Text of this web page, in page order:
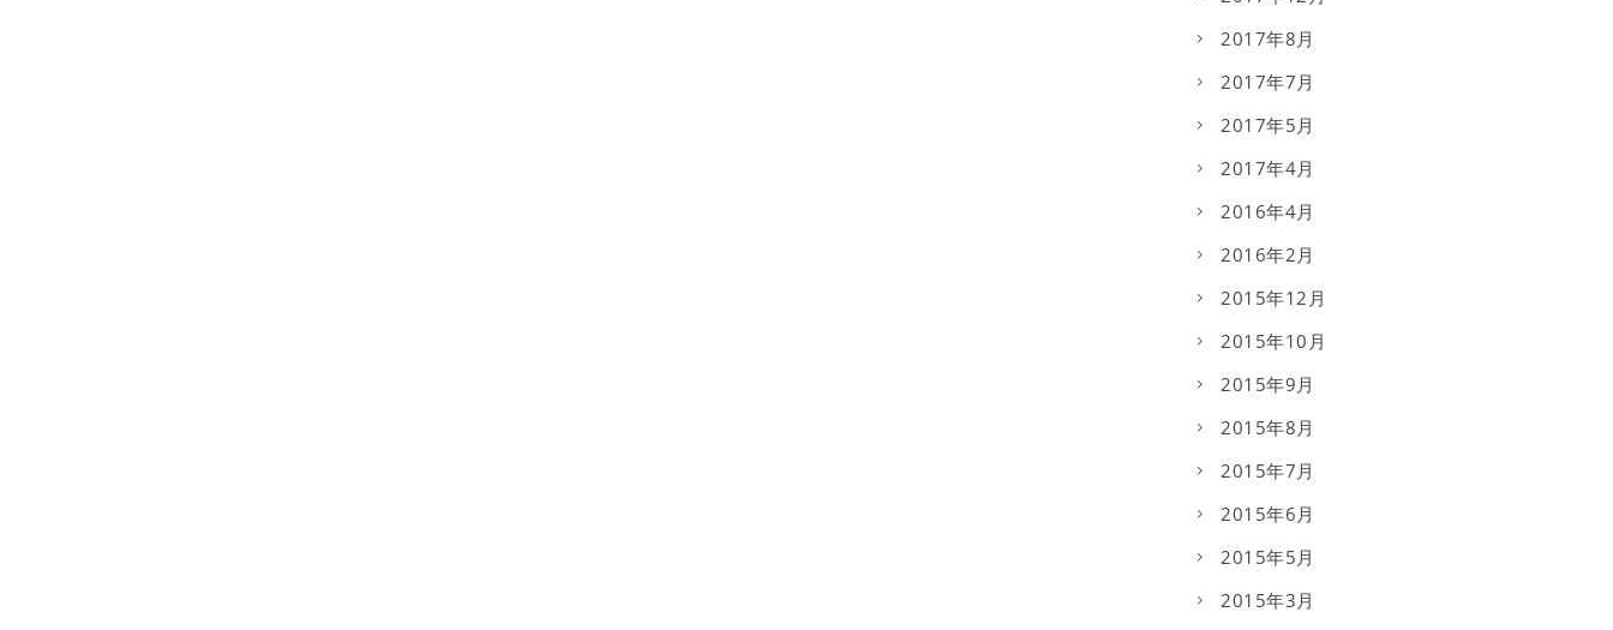
2017年8月
2017年7月
2017年5月
2017年4月
2016年4月
2016年2月
2015年12月
2015年10月
2015年9月
2015年8月
2015年7月
2015年6月
2015年5月
2015年3月